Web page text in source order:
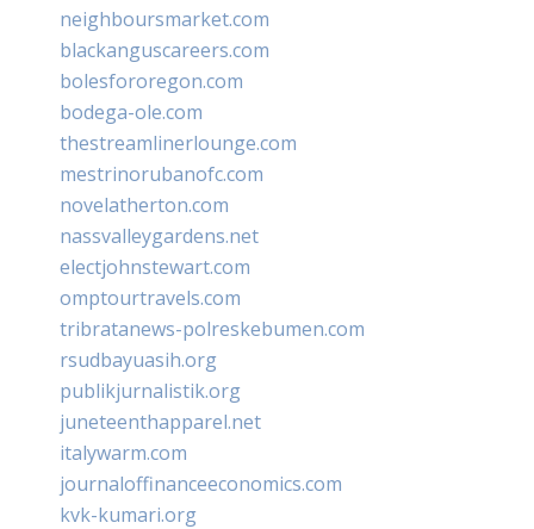
neighboursmarket.com
blackanguscareers.com
bolesfororegon.com
bodega-ole.com
thestreamlinerlounge.com
mestrinorubanofc.com
novelatherton.com
nassvalleygardens.net
electjohnstewart.com
omptourtravels.com
tribratanews-polreskebumen.com
rsudbayuasih.org
publikjurnalistik.org
juneteenthapparel.net
italywarm.com
journaloffinanceeconomics.com
kvk-kumari.org